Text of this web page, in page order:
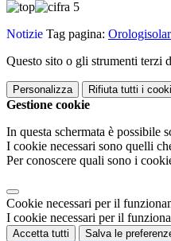
Notizie Tag pagina:
Questo sito o gli strumenti terzi
Personalizza Rifiuta tutti i
Gestione cookie
In questa schermata è possibile
I cookie necessari sono quelli
Per conoscere quali sono i
Cookie necessari per il
I cookie necessari per il
Accetta tutti Salva le